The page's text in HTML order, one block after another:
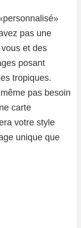
pas une
et des
posant
tropiques.
pas besoin
carte
votre style
unique que